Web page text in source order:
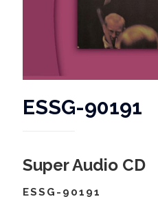
ESSG-90191
Super Audio CD
ESSG-90191